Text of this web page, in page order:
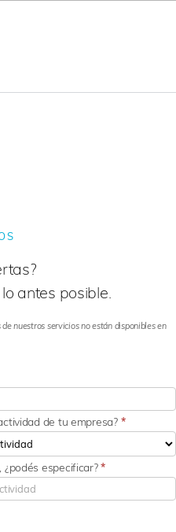
antes posible.
nuestros servicios no están disponibles en
de tu empresa? *
especificar?*